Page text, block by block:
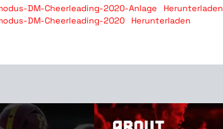
DM-Cheerleading-2020-Anlage
Herunterladen
DM-Cheerleading-2020
Herunterladen